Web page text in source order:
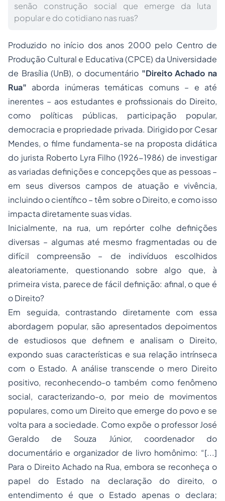
senão construção social que emerge da luta
popular e do cotidiano nas ruas?
Produzido no início dos anos 2000 pelo Centro de
Produção Cultural e Educativa (CPCE) da Universidade
de Brasília (UnB), o documentário "Direito Achado na
Rua" aborda inúmeras temáticas comuns – e até
inerentes – aos estudantes e profissionais do Direito,
como políticas públicas, participação popular,
democracia e propriedade privada. Dirigido por Cesar
Mendes, o filme fundamenta-se na proposta didática
do jurista Roberto Lyra Filho (1926-1986) de investigar
as variadas definições e concepções que as pessoas –
em seus diversos campos de atuação e vivência,
incluindo o científico – têm sobre o Direito, e como isso
impacta diretamente suas vidas.
Inicialmente, na rua, um repórter colhe definições
diversas – algumas até mesmo fragmentadas ou de
difícil compreensão – de indivíduos escolhidos
aleatoriamente, questionando sobre algo que, à
primeira vista, parece de fácil definição: afinal, o que é
o Direito?
Em seguida, contrastando diretamente com essa
abordagem popular, são apresentados depoimentos
de estudiosos que definem e analisam o Direito,
expondo suas características e sua relação intrínseca
com o Estado. A análise transcende o mero Direito
positivo, reconhecendo-o também como fenômeno
social, caracterizando-o, por meio de movimentos
populares, como um Direito que emerge do povo e se
volta para a sociedade. Como expõe o professor José
Geraldo de Souza Júnior, coordenador do
documentário e organizador de livro homônimo: “[...]
Para o Direito Achado na Rua, embora se reconheça o
papel do Estado na declaração do direito, o
entendimento é que o Estado apenas o declara;